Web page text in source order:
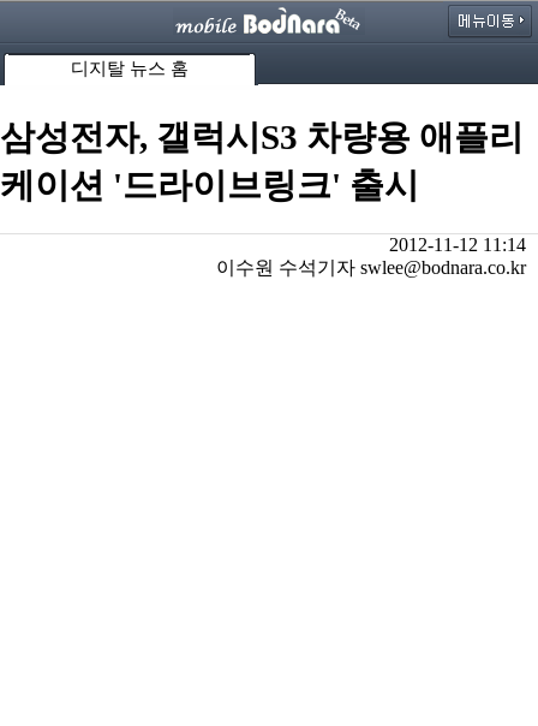
디지탈 뉴스 홈
삼성전자, 갤럭시S3 차량용 애플리
케이션 '드라이브링크' 출시
2012-11-12 11:14
이수원 수석기자 swlee@bodnara.co.kr